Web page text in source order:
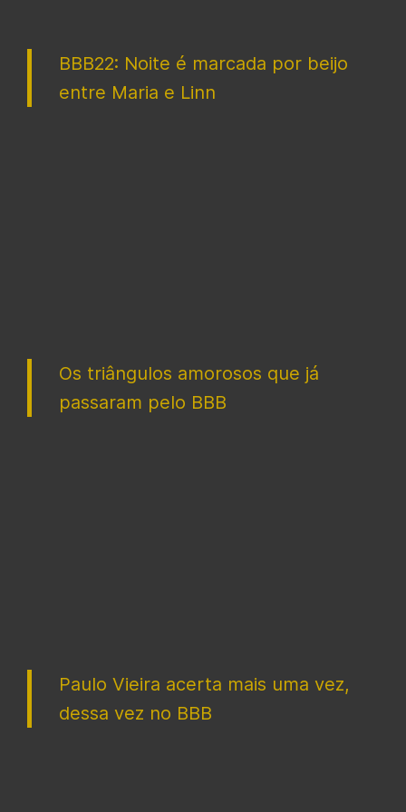
BBB22: Noite é marcada por beijo
entre Maria e Linn
Os triângulos amorosos que já
passaram pelo BBB
Paulo Vieira acerta mais uma vez,
dessa vez no BBB